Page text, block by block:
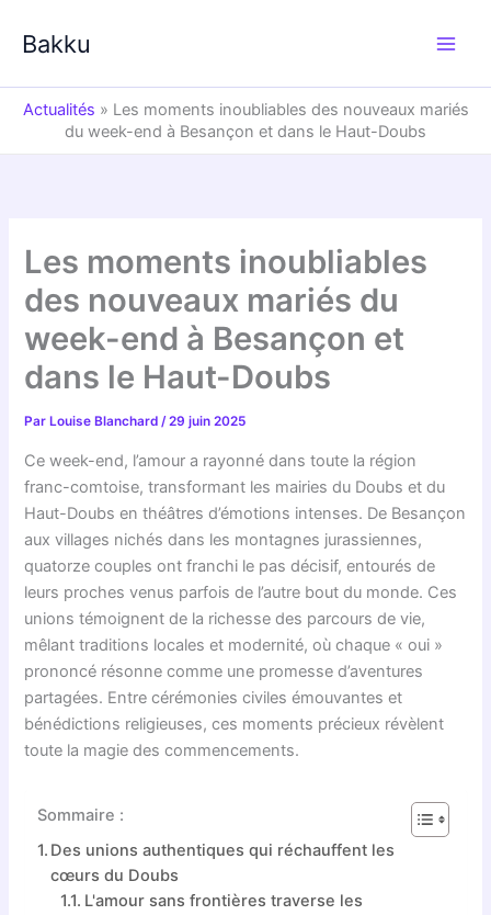
Bakku
Actualités » Les moments inoubliables des nouveaux mariés
du week-end à Besançon et dans le Haut-Doubs
Les moments inoubliables
des nouveaux mariés du
week-end à Besançon et
dans le Haut-Doubs
Par Louise Blanchard/29 juin 2025
Ce week-end, l’amour a rayonné dans toute la région
franc-comtoise, transformant les mairies du Doubs et du
Haut-Doubs en théâtres d’émotions intenses. De Besançon
aux villages nichés dans les montagnes jurassiennes,
quatorze couples ont franchi le pas décisif, entourés de
leurs proches venus parfois de l’autre bout du monde. Ces
unions témoignent de la richesse des parcours de vie,
mêlant traditions locales et modernité, où chaque « oui »
prononcé résonne comme une promesse d’aventures
partagées. Entre cérémonies civiles émouvantes et
bénédictions religieuses, ces moments précieux révèlent
toute la magie des commencements.
Sommaire :
Des unions authentiques qui réchauffent les
cœurs du Doubs
L'amour sans frontières traverse les